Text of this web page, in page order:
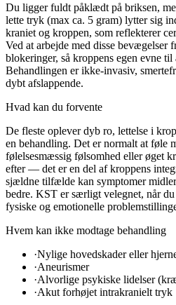
Du ligger fuldt påklædt på briksen,
lette tryk (max ca. 5 gram) lytter sig
kraniet og kroppen, som reflekterer
Ved at arbejde med disse bevægelser
blokeringer, så kroppens egen evne til
Behandlingen er ikke-invasiv,
dybt afslappende.
Hvad kan du forvente
De fleste oplever dyb ro, lettelse i
en behandling. Det er normalt at føle
følelsesmæssig følsomhed eller øget
efter — det er en del af kroppens
sjældne tilfælde kan symptomer
bedre. KST er særligt velegnet, når
fysiske og emotionelle
Hvem kan ikke modtage behandling
·Nylige hovedskader eller
·Aneurismer
·Alvorlige psykiske lidelser
·Akut forhøjet intrakranielt tryk